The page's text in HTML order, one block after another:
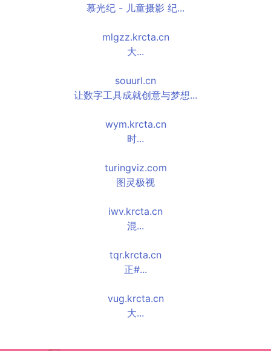
慕光纪 - 儿童摄影 纪...
mlgzz.krcta.cn
大...
souurl.cn
让数字工具成就创意与梦想...
wym.krcta.cn
时...
turingviz.com
图灵极视
iwv.krcta.cn
混...
tqr.krcta.cn
正#...
vug.krcta.cn
大...